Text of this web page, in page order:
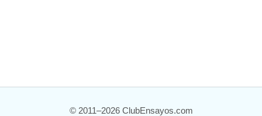
© 2011–2026 ClubEnsayos.com